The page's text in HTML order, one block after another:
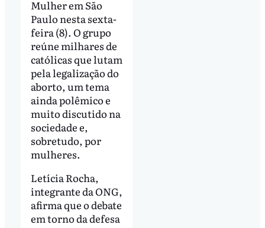
Mulher em São
Paulo nesta sexta-
feira (8). O grupo
reúne milhares de
católicas que lutam
pela legalização do
aborto, um tema
ainda polêmico e
muito discutido na
sociedade e,
sobretudo, por
mulheres.
Letícia Rocha,
integrante da ONG,
afirma que o debate
em torno da defesa